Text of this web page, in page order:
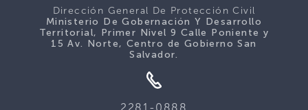
Dirección General De Protección Civil
Ministerio De Gobernación Y Desarrollo
Territorial, Primer Nivel 9 Calle Poniente y
15 Av. Norte, Centro de Gobierno San
Salvador.